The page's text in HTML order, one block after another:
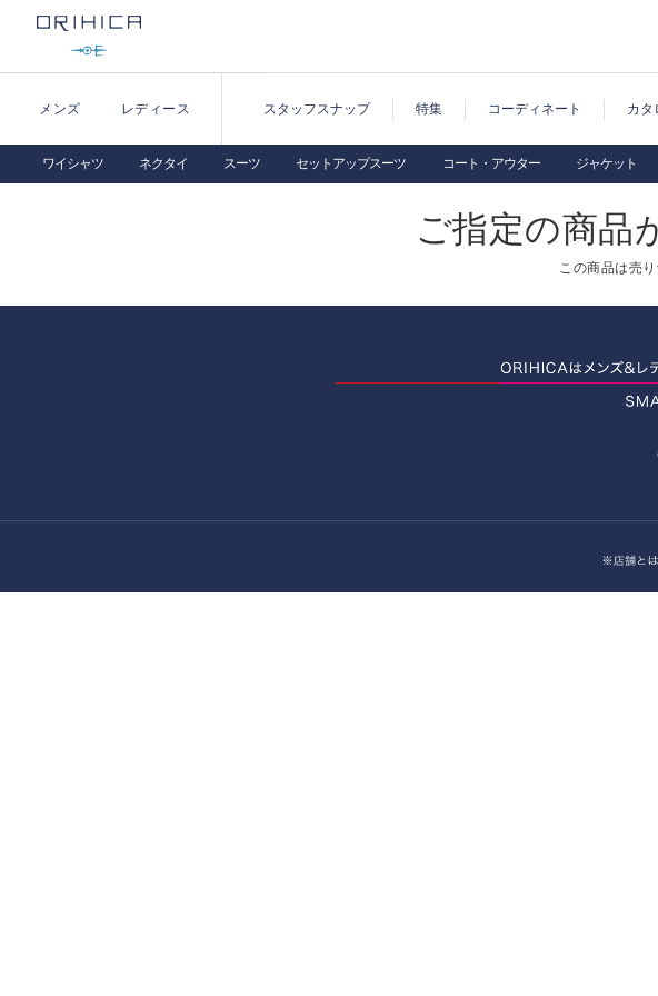
メンズ レディース スタッフスナップ 特集 コーディネート カタ
ワイシャツ ネクタイ スーツ セットアップスーツ コート・アウター ジャケット
ご指定の商品
この商品は売